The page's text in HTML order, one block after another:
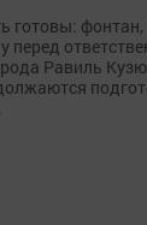
фонтан,
перед
Равиль